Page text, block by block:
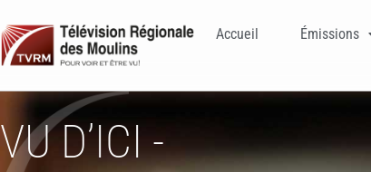
Accueil Émissions
VU D’ICI -